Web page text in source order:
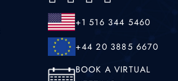
+1 516 344 5460
+44 20 3885 6670
BOOK A VIRTUAL